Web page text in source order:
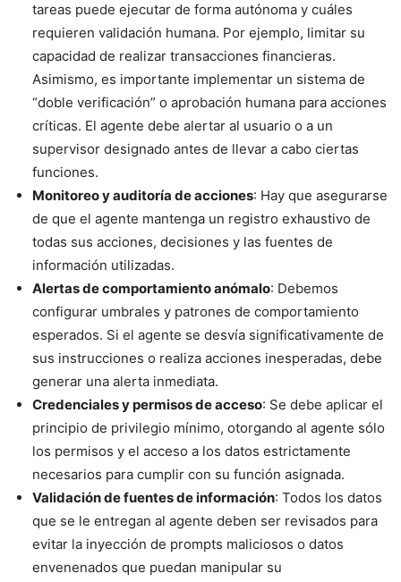
tareas puede ejecutar de forma autónoma y cuáles
requieren validación humana. Por ejemplo, limitar su
capacidad de realizar transacciones financieras.
Asimismo, es importante implementar un sistema de
“doble verificación” o aprobación humana para acciones
críticas. El agente debe alertar al usuario o a un
supervisor designado antes de llevar a cabo ciertas
funciones.
Monitoreo y auditoría de acciones: Hay que asegurarse
de que el agente mantenga un registro exhaustivo de
todas sus acciones, decisiones y las fuentes de
información utilizadas.
Alertas de comportamiento anómalo: Debemos
configurar umbrales y patrones de comportamiento
esperados. Si el agente se desvía significativamente de
sus instrucciones o realiza acciones inesperadas, debe
generar una alerta inmediata.
Credenciales y permisos de acceso: Se debe aplicar el
principio de privilegio mínimo, otorgando al agente sólo
los permisos y el acceso a los datos estrictamente
necesarios para cumplir con su función asignada.
Validación de fuentes de información: Todos los datos
que se le entregan al agente deben ser revisados para
evitar la inyección de prompts maliciosos o datos
envenenados que puedan manipular su